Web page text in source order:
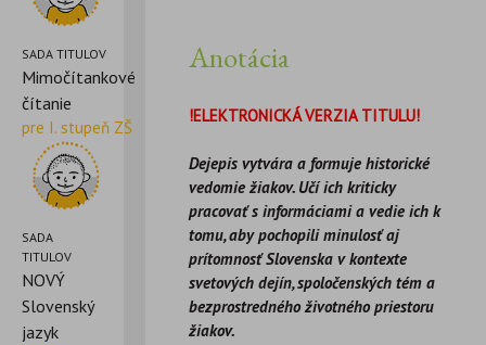
SADA TITULOV
Mimočítankové
čítanie
pre I. stupeň ZŠ
SADA
TITULOV
NOVÝ
Slovenský
jazyk
Anotácia
!ELEKTRONICKÁ VERZIA TITULU!
Dejepis vytvára a formuje historické
vedomie žiakov. Učí ich kriticky
pracovať s informáciami a vedie ich k
tomu, aby pochopili minulosť aj
prítomnosť Slovenska v kontexte
svetových dejín, spoločenských tém a
bezprostredného životného priestoru
žiakov.